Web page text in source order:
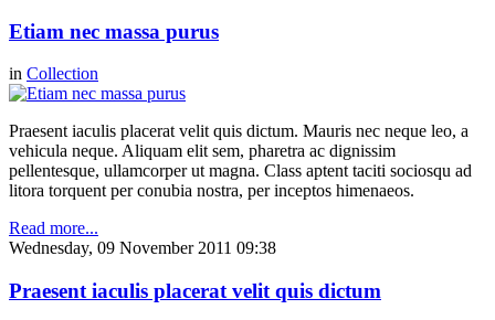
Etiam nec massa purus
in Collection
Praesent iaculis placerat velit quis dictum. Mauris nec neque leo, a
vehicula neque. Aliquam elit sem, pharetra ac dignissim
pellentesque, ullamcorper ut magna. Class aptent taciti sociosqu ad
litora torquent per conubia nostra, per inceptos himenaeos.
Read more...
Wednesday, 09 November 2011 09:38
Praesent iaculis placerat velit quis dictum